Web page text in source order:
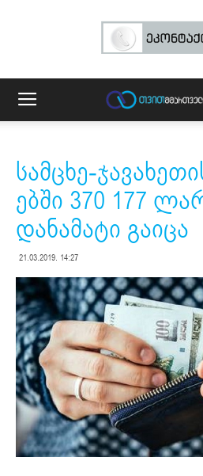
სამცხე-
ებში 370 177
დანამატი გაიცა
21.03.2019. 14:27